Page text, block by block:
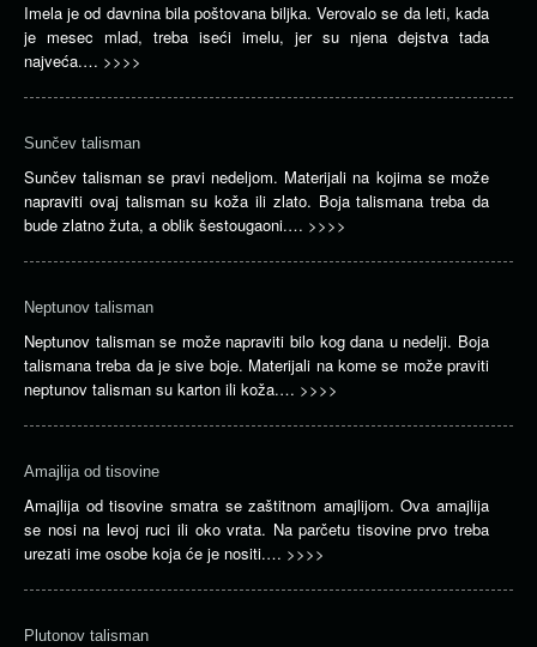
Imela je od davnina bila poštovana biljka. Verovalo se da leti, kada
je mesec mlad, treba iseći imelu, jer su njena dejstva tada
najveća.… >>>>
Sunčev talisman
Sunčev talisman se pravi nedeljom. Materijali na kojima se može
napraviti ovaj talisman su koža ili zlato. Boja talismana treba da
bude zlatno žuta, a oblik šestougaoni.… >>>>
Neptunov talisman
Neptunov talisman se može napraviti bilo kog dana u nedelji. Boja
talismana treba da je sive boje. Materijali na kome se može praviti
neptunov talisman su karton ili koža.… >>>>
Amajlija od tisovine
Amajlija od tisovine smatra se zaštitnom amajlijom. Ova amajlija
se nosi na levoj ruci ili oko vrata. Na parčetu tisovine prvo treba
urezati ime osobe koja će je nositi.… >>>>
Plutonov talisman